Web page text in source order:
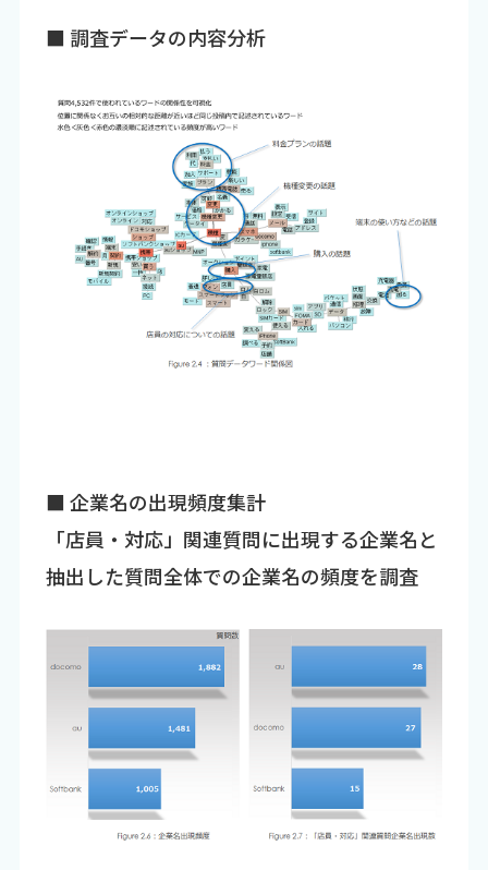
■ 調査データの内容分析
■ 企業名の出現頻度集計
「店員・対応」関連質問に出現する企業名と
抽出した質問全体での企業名の頻度を調査